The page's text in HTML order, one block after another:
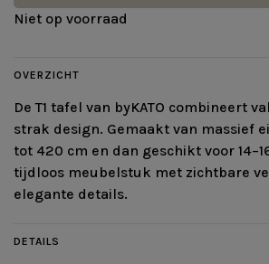
Niet op voorraad
OVERZICHT
De T1 tafel van byKATO combineert
strak design. Gemaakt van massief
tot 420 cm en dan geschikt voor
tijdloos meubelstuk met zichtbare
elegante details.
DETAILS